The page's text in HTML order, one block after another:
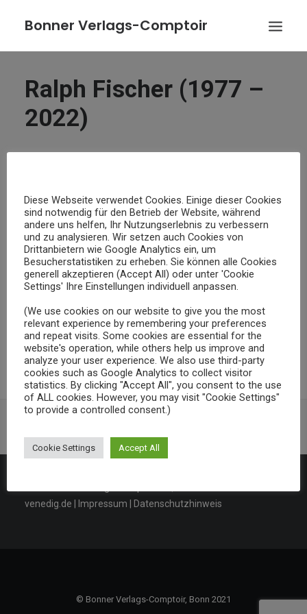
Bonner Verlags-Comptoir
VERÖFFENTLICHUNGEN
AUTOREN
VERLAG/VERLEGER
AKTUELLES
BESTELLUNG
Ralph Fischer (1977 –
2022)
Ralph Fischer (1972 – 2022) promovierte in
Erziehungswissenschaften mit einem Thema zum
Hausunterricht in der Bundesrepublik. Zahlreiche
Veröffentlichungen zu Jacques Offenbach und zu Oper
und Operette in Frankreich. Im Bonner Verlags-Comptoir
erschienen: „Venedig in der Operette“ (2019) und
„‘Homeschooling‘ in der Rheingasse. Bernhard Mäurers
Erinnerungen an den jungen Beethoven“ (2020).
venedig.de
Impressum Datenschutzhinweis
© Bonner Verlags-Comptoir, Bonn 2021
Diese Webseite verwendet Cookies. Einige dieser Cookies
sind notwendig für den Betrieb der Website, während
andere uns helfen, Ihr Nutzungserlebnis zu verbessern
und zu analysieren. Wir setzen auch Cookies von
Drittanbietern wie Google Analytics ein, um
Besucherstatistiken zu erheben. Sie können alle Cookies
generell akzeptieren (Accept All) oder unter 'Cookie
Settings' Ihre Einstellungen individuell anpassen.
(We use cookies on our website to give you the most
relevant experience by remembering your preferences
and repeat visits. Some cookies are essential for the
website's operation, while others help us improve and
analyze your user experience. We also use third-party
cookies such as Google Analytics to collect visitor
statistics. By clicking "Accept All", you consent to the use
of ALL cookies. However, you may visit "Cookie Settings"
to provide a controlled consent.)
Cookie Settings Accept All